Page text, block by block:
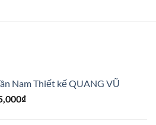
Nam Thiết kế QUANG VŨ
₫Giá